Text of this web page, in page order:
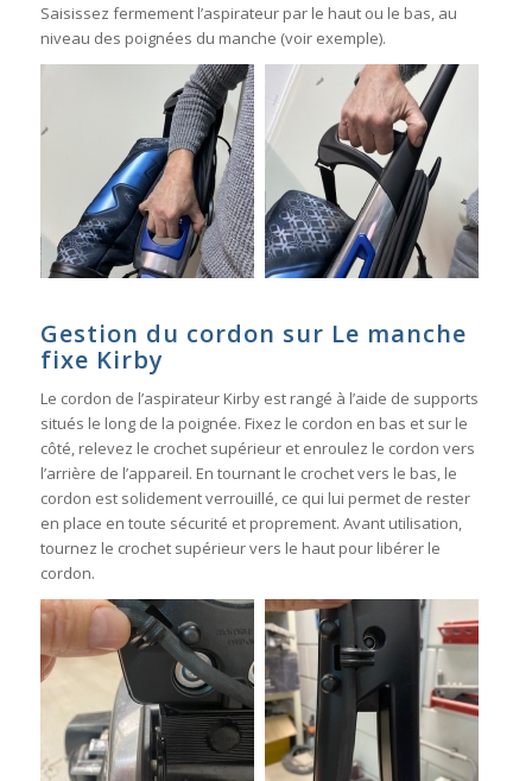
Saisissez fermement l’aspirateur par le haut ou le bas, au
niveau des poignées du manche (voir exemple).
Gestion du cordon sur Le manche
fixe Kirby
Le cordon de l’aspirateur Kirby est rangé à l’aide de supports
situés le long de la poignée. Fixez le cordon en bas et sur le
côté, relevez le crochet supérieur et enroulez le cordon vers
l’arrière de l’appareil. En tournant le crochet vers le bas, le
cordon est solidement verrouillé, ce qui lui permet de rester
en place en toute sécurité et proprement. Avant utilisation,
tournez le crochet supérieur vers le haut pour libérer le
cordon.